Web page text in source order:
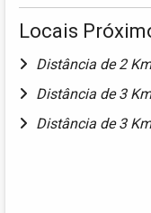
Locais
Distância de 2
Distância de 3
Distância de 3